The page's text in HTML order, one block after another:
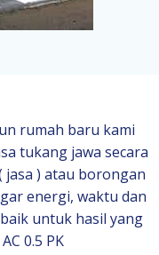
rumah baru kami
tukang jawa secara
) atau borongan
energi, waktu dan
untuk hasil yang
0.5 PK